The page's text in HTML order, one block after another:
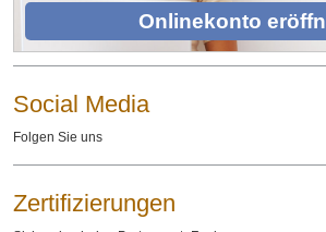
Onlinekonto
Social Media
Folgen Sie uns
Zertifizierungen